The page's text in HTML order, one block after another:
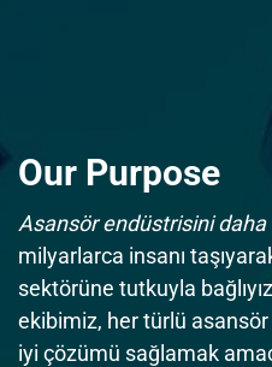
Our Purpose
Asansör endüstrisini daha
milyarlarca insanı
sektörüne tutkuyla
ekibimiz, her türlü
iyi çözümü sağlamak